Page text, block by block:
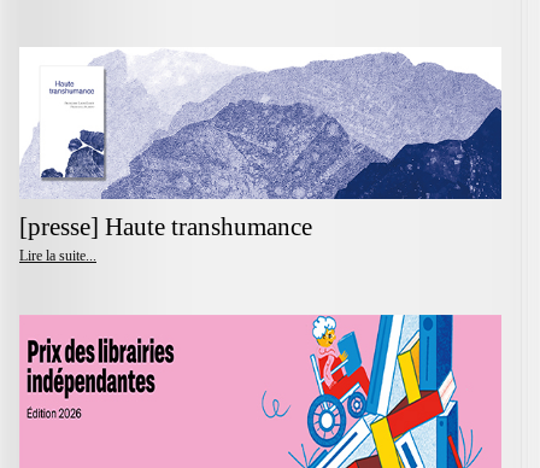
[presse] Haute transhumance
Lire la suite...